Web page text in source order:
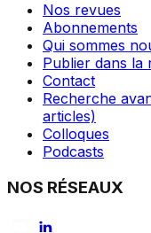
Nos revues
Abonnements
Qui sommes
Publier dans la
Contact
Recherche
articles)
Colloques
Podcasts
NOS RÉSEAUX